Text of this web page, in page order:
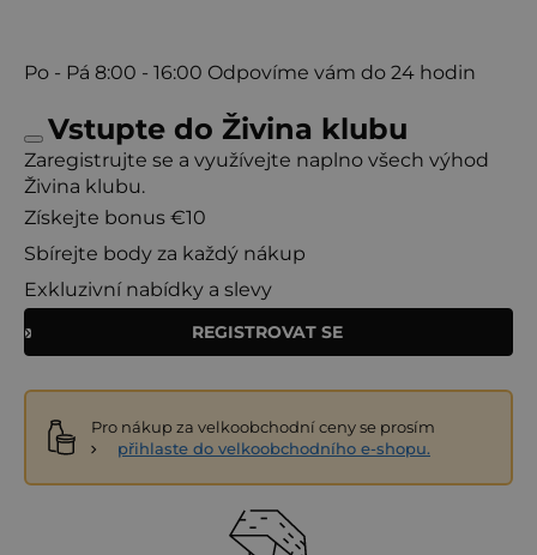
Po - Pá 8:00 - 16:00 Odpovíme vám do 24 hodin
Vstupte do Živina klubu
Zaregistrujte se a využívejte naplno všech výhod
Živina klubu.
Získejte bonus €10
Sbírejte body za každý nákup
Exkluzivní nabídky a slevy
REGISTROVAT SE
Pro nákup za velkoobchodní ceny se prosím
přihlaste do velkoobchodního e-shopu.